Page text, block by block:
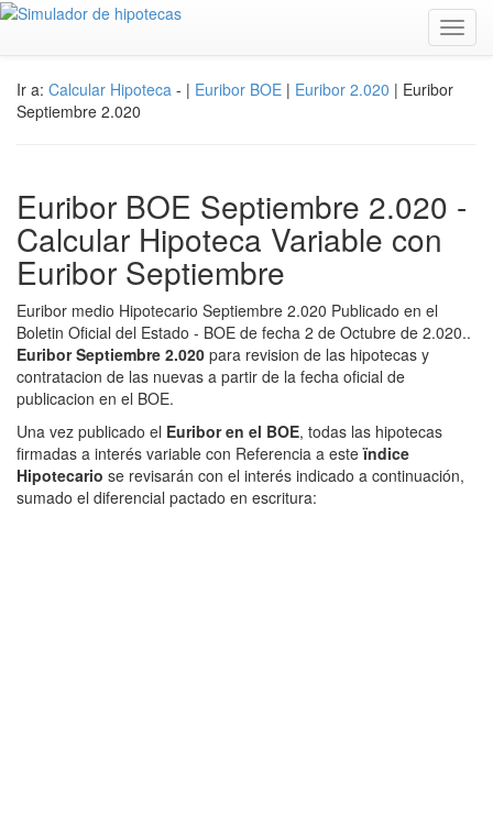
Ir a: Calcular Hipoteca - | Euribor BOE | Euribor 2.020 | Euribor
Septiembre 2.020
Euribor BOE Septiembre 2.020 -
Calcular Hipoteca Variable con
Euribor Septiembre
Euribor medio Hipotecario Septiembre 2.020 Publicado en el
Boletin Oficial del Estado - BOE de fecha 2 de Octubre de 2.020..
Euribor Septiembre 2.020 para revision de las hipotecas y
contratacion de las nuevas a partir de la fecha oficial de
publicacion en el BOE.
Una vez publicado el Euribor en el BOE, todas las hipotecas
firmadas a interés variable con Referencia a esteïndice
Hipotecario se revisarán con el interés indicado a continuación,
sumado el diferencial pactado en escritura: